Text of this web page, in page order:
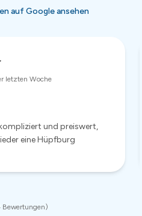
Bewertungen)
Google Maps ansehen